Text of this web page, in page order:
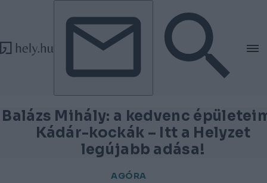
Tovább a tartalomhoz
Tovább a lábléchez
Balázs Mihály: a kedvenc
Kádár-kockák – Itt a Helyzet
legújabb adása!
AGÓRA